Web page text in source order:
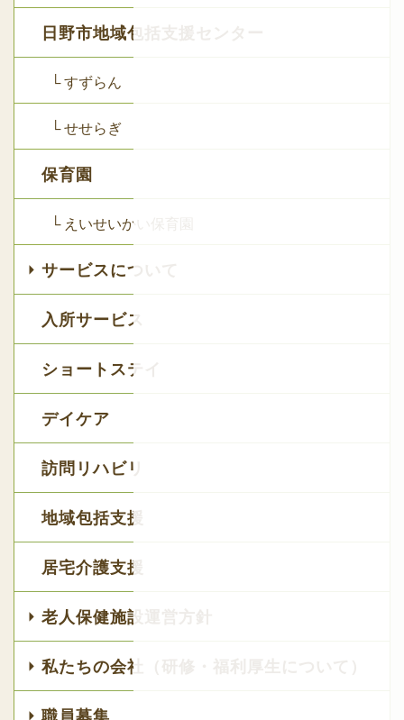
日野市地域包括支援センター
└ すずらん
└ せせらぎ
保育園
└ えいせいかい保育園
サービスについて
入所サービス
ショートステイ
デイケア
訪問リハビリ
地域包括支援
居宅介護支援
老人保健施設運営方針
私たちの会社（研修・福利厚生について）